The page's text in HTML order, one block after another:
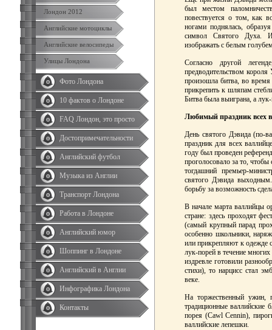
Лондон 2012
Английские мотоциклы
Английские велосипеды
Улицы Лондона
Фото Лондона
10 фактов о Лондоне
FAQ Лондон, это просто
Достопримечательности
Английский футбол
Музыка из Англии
Транспорт Лондона
Работа в Лондоне
Английский юмор
Шоппинг в Лондоне
Английский в Англии
Инфографика Лондона
Контакты
был местом
повествуется о том, как
ногами поднялась,
символ Святого Духа.
изображать с белым
Согласно другой
предводительством
произошла битва, во
прикрепить к шляпам
Битва была выиграна, а
Любимый праздник всех
День святого Дэвида
праздник для всех
году был проведен
проголосовало за то,
тогдашний премьер-
святого Дэвида
борьбу за возможность
В начале марта валлийцы
стране: здесь проходят
(самый крупный парад
особенно школьники,
или прикрепляют к одежде
лук-порей в течение многих
издревле готовили
стихи), то нарцисс стал
веке.
На торжественный ужин,
традиционные валлийские
порея (Cawl Cennin),
валлийские лепешки.